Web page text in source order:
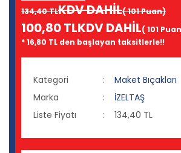
134,40 TLKDV DAHİL( 101 Puan)
100,80 TLKDV DAHİL( 101
* 16,80 TL den başlayan taksitlerle!!
Kategori
Maket Bıçakları
Marka
İZELTAŞ
Liste Fiyatı
134,40 TL